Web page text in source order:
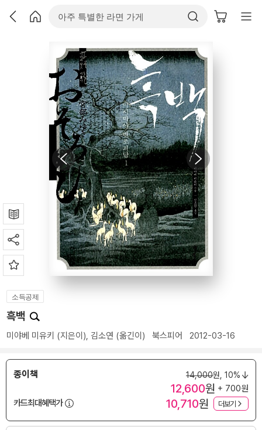
소득공제
흑백
미야베 미유키 (지은이), 김소연 (옮긴이) 북스피어 2012-03-16
종이책 14,000원, 10%
12,600원 + 700원
카드최대혜택가
10,710원 더보기